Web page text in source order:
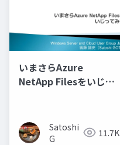
いまさらAzure
NetApp Filesをいじっ
Satoshi
G
11.7K